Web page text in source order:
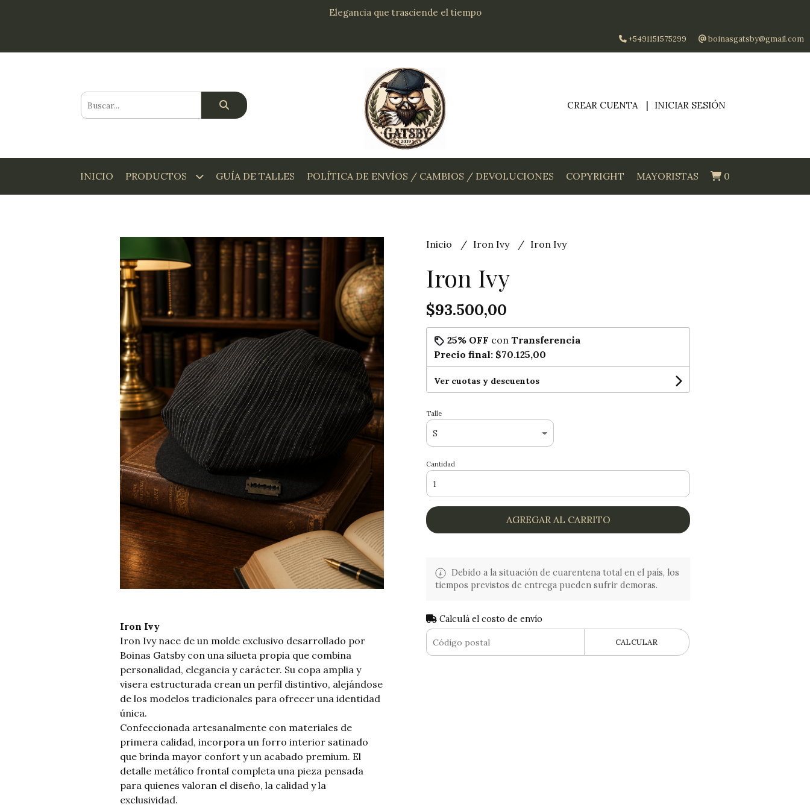
Elegancia que trasciende el tiempo
+5491151575299 boinasgatsby@gmail.com
CREAR CUENTA INICIAR SESIÓN
INICIO PRODUCTOS GUÍA DE TALLES POLÍTICA DE ENVÍOS / CAMBIOS / DEVOLUCIONES COPYRIGHT MAYORISTAS 0
Iron Ivy
Iron Ivy nace de un molde exclusivo desarrollado por
Boinas Gatsby con una silueta propia que combina
personalidad, elegancia y carácter. Su copa amplia y
visera estructurada crean un perfil distintivo, alejándose
de los modelos tradicionales para ofrecer una identidad
única.
Confeccionada artesanalmente con materiales de
primera calidad, incorpora un forro interior satinado
que brinda mayor confort y un acabado premium. El
detalle metálico frontal completa una pieza pensada
para quienes valoran el diseño, la calidad y la
exclusividad.
Inicio Iron Ivy Iron Ivy
Iron Ivy
$93.500,00
25% OFF con Transferencia
Precio final: $70.125,00
Ver cuotas y descuentos
Talle
Cantidad
AGREGAR AL CARRITO
Debido a la situación de cuarentena total en el país, los
tiempos previstos de entrega pueden sufrir demoras.
Calculá el costo de envío
CALCULAR